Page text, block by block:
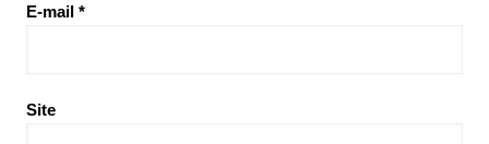
E-mail *
Site